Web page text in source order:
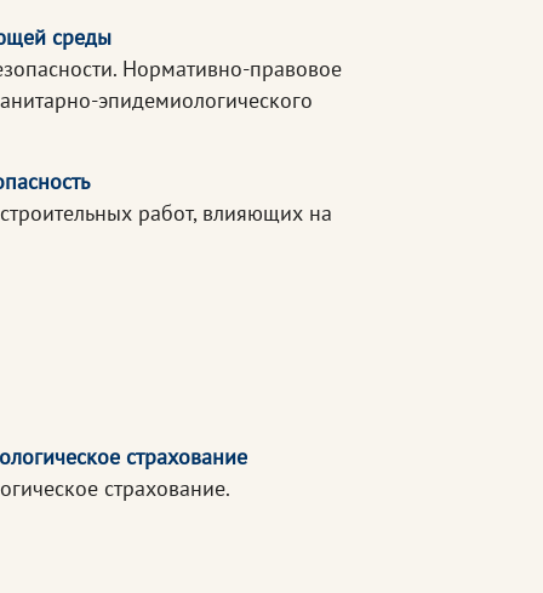
среды
Нормативно-правовое
эпидемиологического
работ, влияющих на
страхование
страхование.